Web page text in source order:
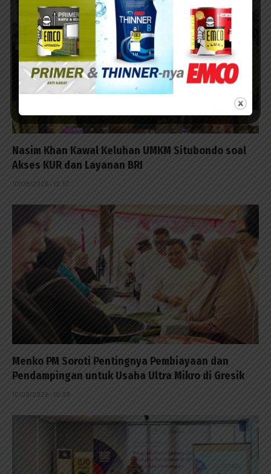
Nasim Khan Kawal Keluhan UMKM Situbondo soal
Akses KUR dan Layanan BRI
10/08/2026 - 12:57
Menko PM Soroti Pentingnya Pembiayaan dan
Pendampingan untuk Usaha Ultra Mikro di Gresik
10/08/2026 - 10:39